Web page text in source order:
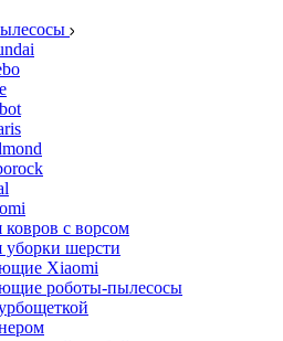
ковров с ворсом
уборки шерсти
Xiaomi
роботы-пылесосы